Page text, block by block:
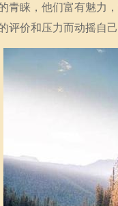
青睐，他们富有魅力
评价和压力而动摇自己